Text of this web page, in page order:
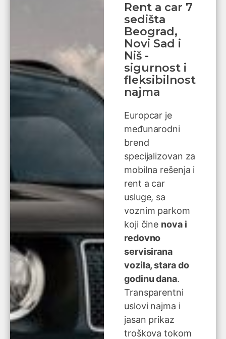
Rent a car 7
sedišta
Beograd,
Novi Sad i
Niš -
sigurnost i
fleksibilnost
najma
Europcar je
međunarodni
brend
specijalizovan za
mobilna rešenja i
rent a car
usluge, sa
voznim parkom
koji čine nova i
redovno
servisirana
vozila, stara do
godinu dana.
Transparentni
uslovi najma i
jasan prikaz
troškova tokom